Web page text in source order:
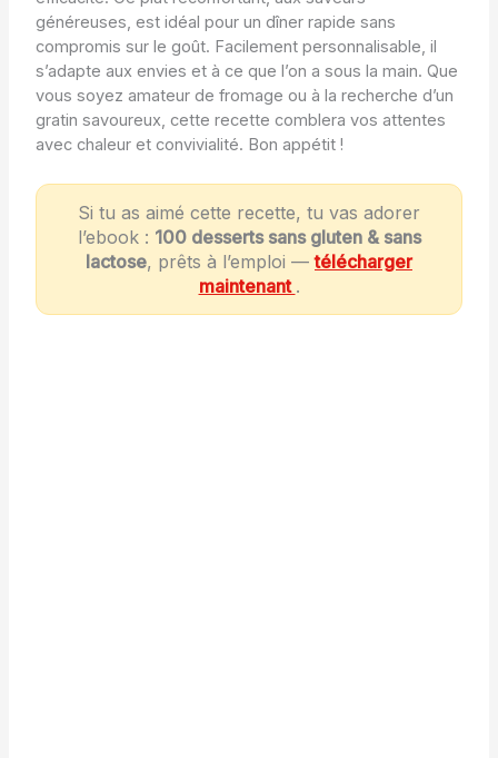
généreuses, est idéal pour un dîner rapide sans
compromis sur le goût. Facilement personnalisable, il
s’adapte aux envies et à ce que l’on a sous la main. Que
vous soyez amateur de fromage ou à la recherche d’un
gratin savoureux, cette recette comblera vos attentes
avec chaleur et convivialité. Bon appétit !
Si tu as aimé cette recette, tu vas adorer
l’ebook : 100 desserts sans gluten & sans
lactose, prêts à l’emploi —télécharger
maintenant .